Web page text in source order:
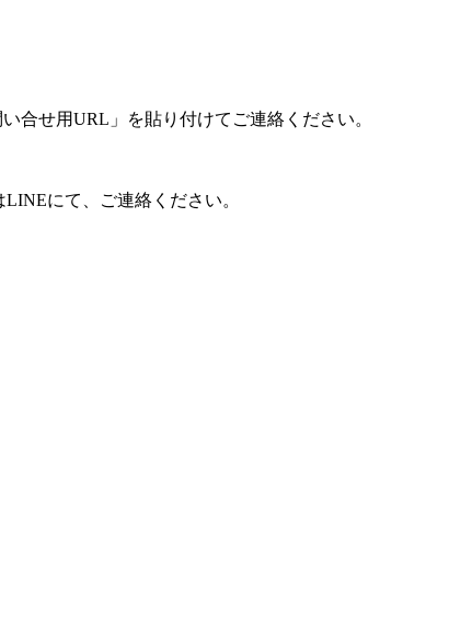
合せ用URL」を貼り付けてご連絡ください。
にて、ご連絡ください。